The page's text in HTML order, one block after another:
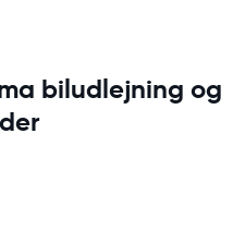
biludlejning og